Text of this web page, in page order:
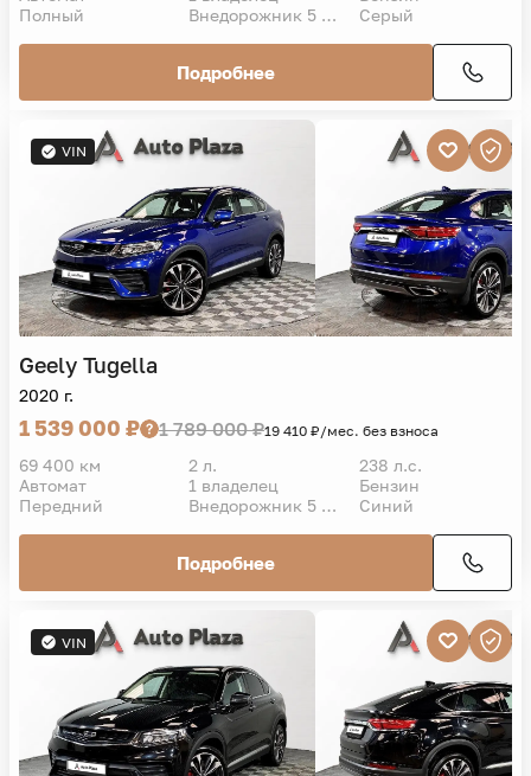
Полный
Внедорожник 5 дв. Серый
Подробнее
VIN
Geely Tugella
2020 г.
1 539 000 ₽ 1 789 000 ₽19 410 ₽/мес. без взноса
69 400 км 2 л.
238 л.с.
Автомат
1 владелец
Бензин
Передний
Внедорожник 5 дв. Синий
Подробнее
VIN